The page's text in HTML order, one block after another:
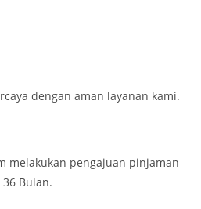
dengan aman layanan kami.
melakukan pengajuan pinjaman
Bulan.